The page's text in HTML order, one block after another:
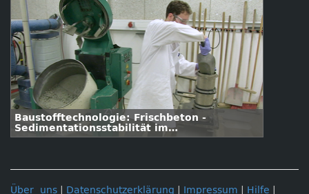
Baustofftechnologie: Frischbeton -
Sedimentationsstabilität im
Auswaschversuch
Über uns Datenschutzerklärung Impressum Hilfe